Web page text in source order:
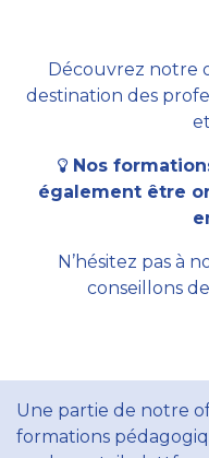
Découvrez notre
destination des
Nos
également être
N’hésitez pas à
conseillons
Une partie de notre
formations